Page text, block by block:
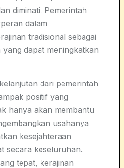
diminati. Pemerintah
dalam
tradisional sebagai
dapat meningkatkan
dari pemerintah
positif yang
hanya akan membantu
usahanya
kesejahteraan
secara keseluruhan.
tepat, kerajinan